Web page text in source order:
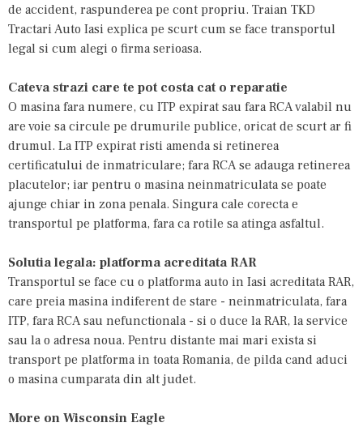
de accident, raspunderea pe cont propriu. Traian TKD
Tractari Auto Iasi explica pe scurt cum se face transportul
legal si cum alegi o firma serioasa.
Cateva strazi care te pot costa cat o reparatie
O masina fara numere, cu ITP expirat sau fara RCA valabil nu
are voie sa circule pe drumurile publice, oricat de scurt ar fi
drumul. La ITP expirat risti amenda si retinerea
certificatului de inmatriculare; fara RCA se adauga retinerea
placutelor; iar pentru o masina neinmatriculata se poate
ajunge chiar in zona penala. Singura cale corecta e
transportul pe platforma, fara ca rotile sa atinga asfaltul.
Solutia legala: platforma acreditata RAR
Transportul se face cu o platforma auto in Iasi acreditata RAR,
care preia masina indiferent de stare - neinmatriculata, fara
ITP, fara RCA sau nefunctionala - si o duce la RAR, la service
sau la o adresa noua. Pentru distante mai mari exista si
transport pe platforma in toata Romania, de pilda cand aduci
o masina cumparata din alt judet.
More on Wisconsin Eagle